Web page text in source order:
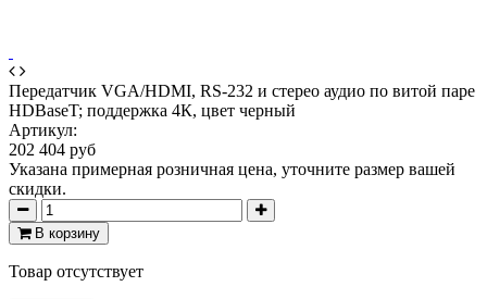
Передатчик VGA/HDMI, RS-232 и стерео аудио по витой паре
HDBaseT; поддержка 4К, цвет черный
Артикул:
202 404 руб
Указана примерная розничная цена, уточните размер вашей
скидки.
В корзину
Товар отсутствует